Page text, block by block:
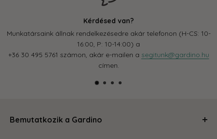
Kérdésed van?
Munkatársaink állnak rendelkezésedre akár telefonon (H-CS: 10-
16:00, P: 10-14:00) a
+36 30 495 5761 számon, akár e-mailen a segitunk@gardino.hu
címen.
Bemutatkozik a Gardino